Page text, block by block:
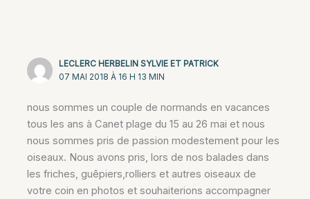
LECLERC HERBELIN SYLVIE ET PATRICK
07 MAI 2018 À 16 H 13 MIN
nous sommes un couple de normands en vacances
tous les ans à Canet plage du 15 au 26 mai et nous
nous sommes pris de passion modestement pour les
oiseaux. Nous avons pris, lors de nos balades dans
les friches, guêpiers,rolliers et autres oiseaux de
votre coin en photos et souhaiterions accompagner